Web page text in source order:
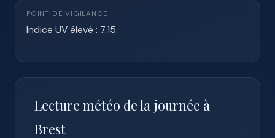
POINT DE VIGILANCE
Indice UV élevé : 7.15.
Lecture météo de la journée à
Brest